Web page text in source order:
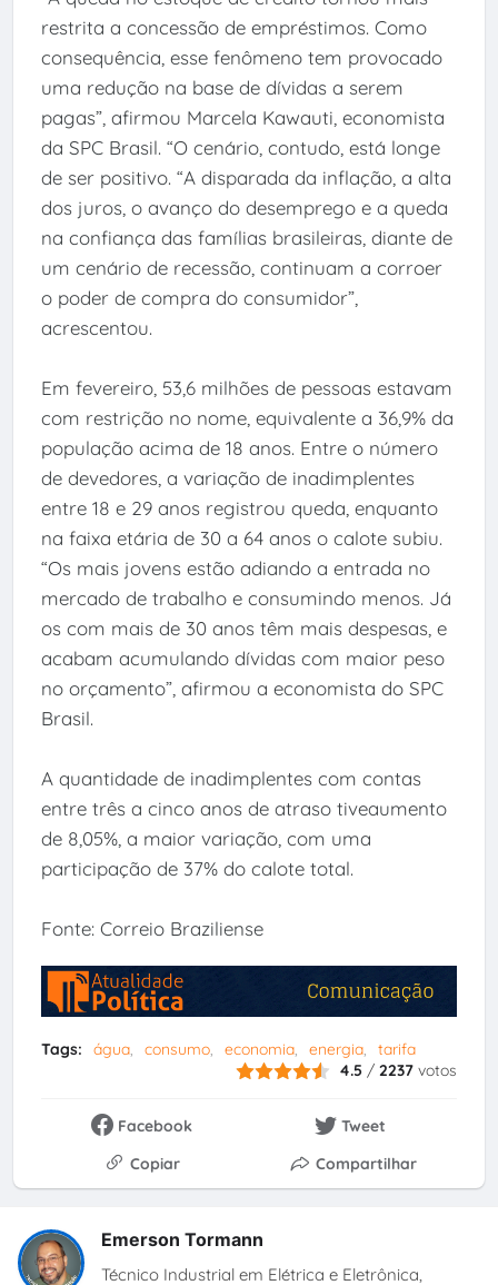
restrita a concessão de empréstimos. Como
consequência, esse fenômeno tem provocado
uma redução na base de dívidas a serem
pagas”, afirmou Marcela Kawauti, economista
da SPC Brasil. “O cenário, contudo, está longe
de ser positivo. “A disparada da inflação, a alta
dos juros, o avanço do desemprego e a queda
na confiança das famílias brasileiras, diante de
um cenário de recessão, continuam a corroer
o poder de compra do consumidor”,
acrescentou.
Em fevereiro, 53,6 milhões de pessoas estavam
com restrição no nome, equivalente a 36,9% da
população acima de 18 anos. Entre o número
de devedores, a variação de inadimplentes
entre 18 e 29 anos registrou queda, enquanto
na faixa etária de 30 a 64 anos o calote subiu.
“Os mais jovens estão adiando a entrada no
mercado de trabalho e consumindo menos. Já
os com mais de 30 anos têm mais despesas, e
acabam acumulando dívidas com maior peso
no orçamento”, afirmou a economista do SPC
Brasil.
A quantidade de inadimplentes com contas
entre três a cinco anos de atraso tiveaumento
de 8,05%, a maior variação, com uma
participação de 37% do calote total.
Fonte: Correio Braziliense
Tags: água consumo economia energia
tarifa
4.5 /2237 votos
Facebook
Tweet
Copiar
Compartilhar
Emerson Tormann
Técnico Industrial em Elétrica e Eletrônica,